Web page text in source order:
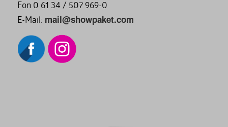
Fon 0 61 34 / 507 969-0
E-Mail: mail@showpaket.com